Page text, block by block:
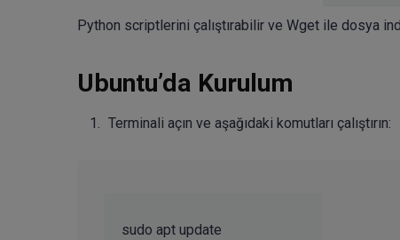
Python scriptlerini çalıştırabilir ve Wget ile dosya
Ubuntu’da Kurulum
Terminali açın ve aşağıdaki komutları çalıştırın:
sudo apt update